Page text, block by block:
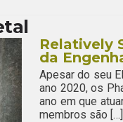
Relatively
da
Apesar do seu
ano 2020, os
ano em que
membros são […]